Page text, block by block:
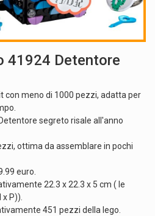
41924 Detentore
con meno di 1000 pezzi, adatta per
segreto risale all'anno
ottima da assemblare in pochi
euro.
22.3 x 22.3 x 5 cm ( le
x P)).
451 pezzi della lego.